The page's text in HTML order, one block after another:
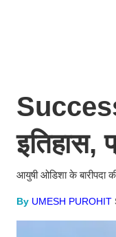
इतिहास,
आयुषी ओडिशा के बारीपदा
By UMESH PUROHIT